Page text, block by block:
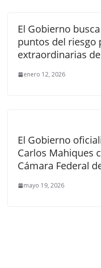
El Gobierno
puntos del riesgo
extraordinarias
enero 12, 2026
El Gobierno
Carlos Mahiques
Cámara Federal
mayo 19, 2026